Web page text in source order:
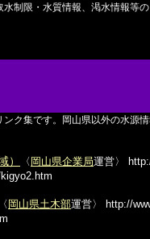
制限・水質情報、渇水情報等の
ンク集です。岡山県以外の水源
） 〈 岡山県企業局運営〉
〈 岡山県土木部運営〉
http://